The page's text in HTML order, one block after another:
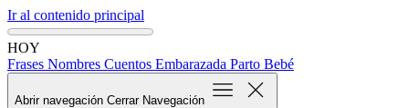
Ir al contenido principal
HOY
Frases Nombres Cuentos Embarazada Parto Bebé
Abrir navegación Cerrar Navegación